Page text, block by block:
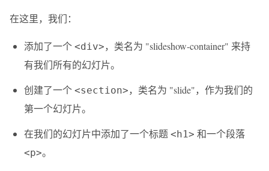
在这里，我们：
添加了一个 <div>，类名为 "slideshow-container" 来持
有我们所有的幻灯片。
创建了一个 <section>，类名为 "slide"，作为我们的
第一个幻灯片。
在我们的幻灯片中添加了一个标题 <h1> 和一个段落
<p>。